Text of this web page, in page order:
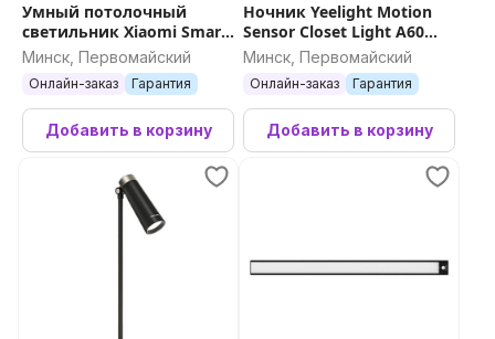
Умный потолочный
светильник Xiaomi Smart
Ceiling Light D30
Минск, Первомайский
Онлайн-заказ Гарантия
Добавить в корзину
Ночник Yeelight Motion
Sensor Closet Light A60
(Серебро)
Минск, Первомайский
Онлайн-заказ Гарантия
Добавить в корзину